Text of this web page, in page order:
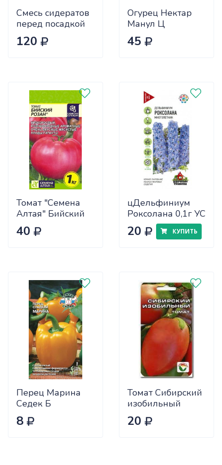
Смесь сидератов
перед посадкой
чеснока 0,5кг
САДОВИТА
120
Огурец Нектар
Манул Ц
45
Томат "Семена
Алтая" Бийский
Розан 0,05
40
цДельфиниум
Роксолана 0,1г УС
20 КУПИТЬ
Перец Марина
Седек Б
8
Томат Сибирский
изобильный
Сиб.сад Ц
20